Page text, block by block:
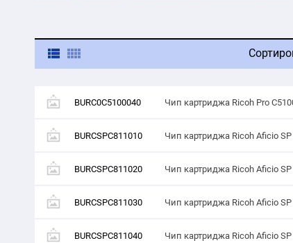
BURC0C5100040 Чип картриджа Ricoh Pro
BURCSPC811010 Чип картриджа Ricoh Aficio
BURCSPC811020 Чип картриджа Ricoh Aficio
BURCSPC811030 Чип картриджа Ricoh Aficio
BURCSPC811040 Чип картриджа Ricoh Aficio